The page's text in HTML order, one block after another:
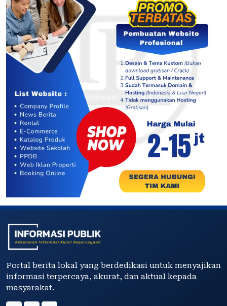
Portal berita lokal yang berdedikasi untuk menyajikan
informasi terpercaya, akurat, dan aktual kepada
masyarakat.